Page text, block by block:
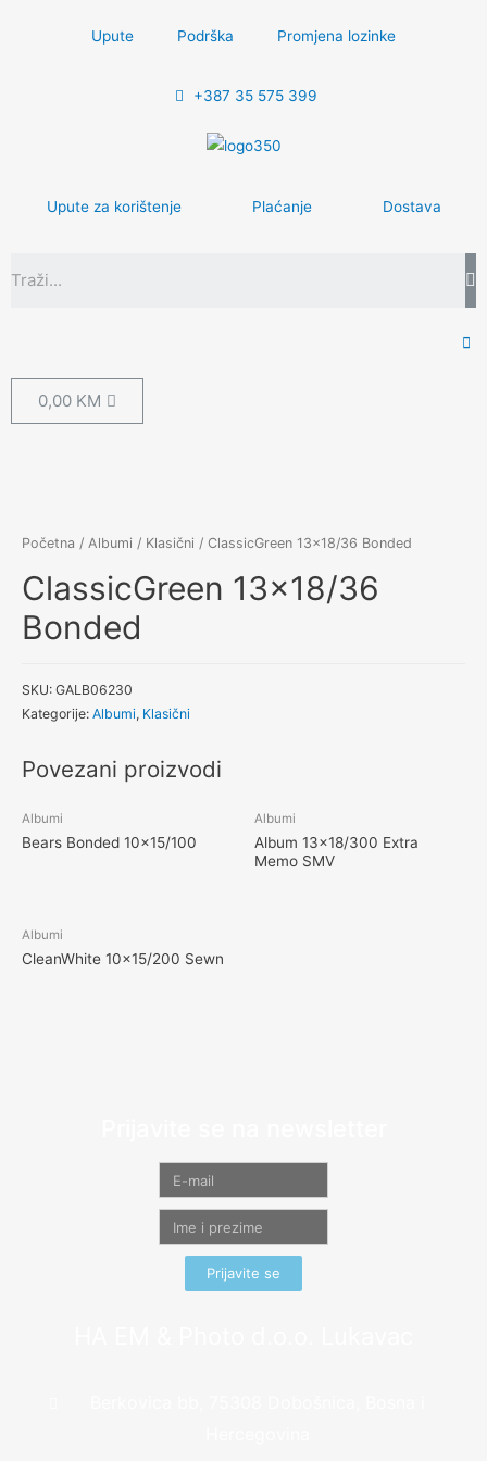
Upute Podrška Promjena lozinke
+387 35 575 399
Upute za korištenje Plaćanje Dostava
0,00 KM
Početna / Albumi / Klasični / ClassicGreen 13×18/36 Bonded
ClassicGreen 13×18/36
Bonded
SKU: GALB06230
Kategorije: Albumi, Klasični
Povezani proizvodi
Albumi
Bears Bonded 10×15/100
Albumi
Album 13×18/300 Extra
Memo SMV
Albumi
CleanWhite 10×15/200 Sewn
Prijavite se